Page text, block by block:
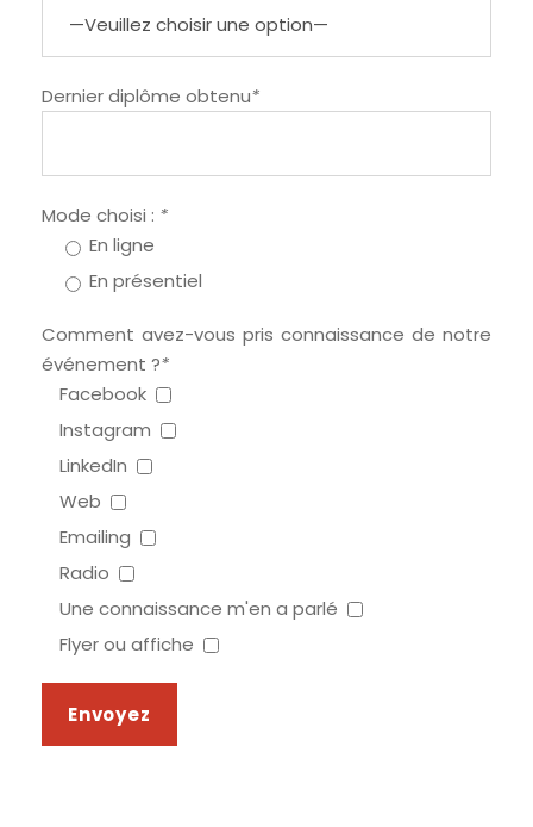
Dernier diplôme obtenu*
Mode choisi : *
En ligne
En présentiel
Comment avez-vous pris connaissance de notre
événement ?*
Facebook
Instagram
LinkedIn
Web
Emailing
Radio
Une connaissance m'en a parlé
Flyer ou affiche